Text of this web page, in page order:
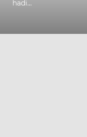
hadi...